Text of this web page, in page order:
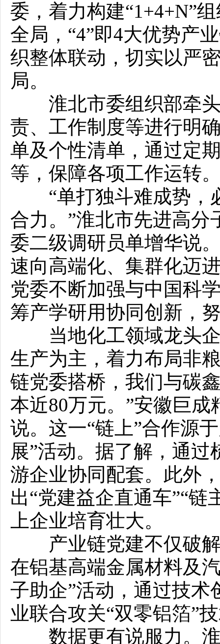
委，着力构建“1+4+N”
全局，“4”即4大优势产
织整体联动，切实以严
局。
淮北市委组织部牵头
责、工作制度等进行明
单及个性清单，通过定
等，保障各项工作运转
“单打独斗难成势，
合力。”淮北市先进高
委二级调研员单增华说
速向高端化、集群化迈
党委不断加强与中国科
筹产学研用协同创新，
当地化工领域龙头企
生产为主，着力布局非
链党委搭桥，我们与碳
本近80万元。”安徽巨
说。这一“链上”合作源
展”活动。据了解，通
游企业协同配套。此外
出“党建益企直通车”“链
上企业培育壮大。
产业链党建不仅破解
在铝基高端金属材料及
子助企”活动，通过技
业联合攻关“双零铝箔”
数据更有说服力。淮